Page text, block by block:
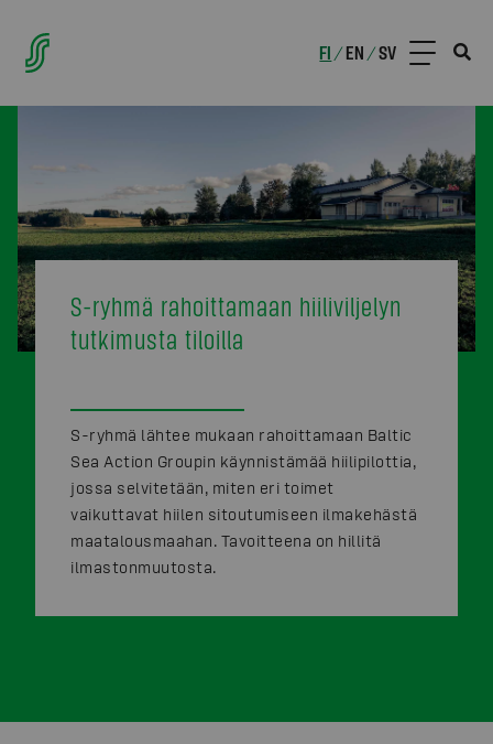
FI /EN /SV
S-ryhmä rahoittamaan hiiliviljelyn
tutkimusta tiloilla
S-ryhmä lähtee mukaan rahoittamaan Baltic
Sea Action Groupin käynnistämää hiilipilottia,
jossa selvitetään, miten eri toimet
vaikuttavat hiilen sitoutumiseen ilmakehästä
maatalousmaahan. Tavoitteena on hillitä
ilmastonmuutosta.